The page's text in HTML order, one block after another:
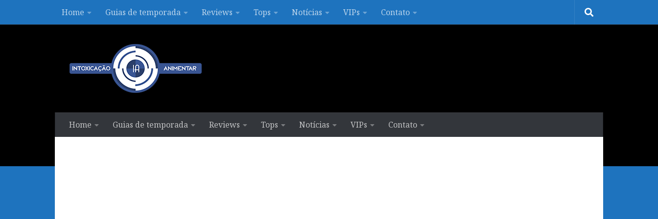
Skip to contentHome Guias de temporada Reviews Tops Notícias VIPs Contato
Home Guias de temporada Reviews Tops Notícias VIPs Contato